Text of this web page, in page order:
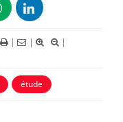
| |
|
étude